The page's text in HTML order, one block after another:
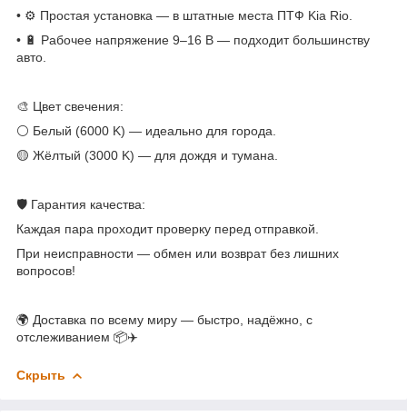
• ⚙️ Простая установка — в штатные места ПТФ Kia Rio.
• 🔋 Рабочее напряжение 9–16 В — подходит большинству
авто.
🎨 Цвет свечения:
⚪ Белый (6000 K) — идеально для города.
🟡 Жёлтый (3000 K) — для дождя и тумана.
🛡 Гарантия качества:
Каждая пара проходит проверку перед отправкой.
При неисправности — обмен или возврат без лишних
вопросов!
🌍 Доставка по всему миру — быстро, надёжно, с
отслеживанием 📦✈️
Скрыть